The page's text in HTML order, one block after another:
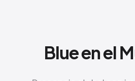
Blue en el